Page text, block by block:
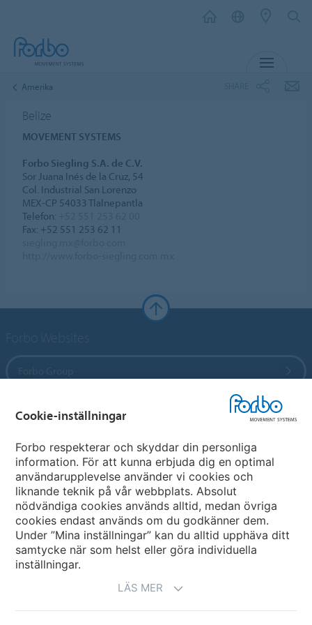
Amerika
Belize
MOVEMENT SYSTEMS
Forbo Siegling S.A. de C.V.
Sor Juana Inés de la Cruz, 54
Col. Industrial San Lorenzo
MEX-CP 54033 Tlalnepantla
Telefon:
Fax: +52 551 253 62 11
Forbo Flooring Systems
Forbo Movement Systems
Välj ett land
Välj Ert land
Cookie-inställningar
Forbo respekterar och skyddar din personliga
information. För att kunna erbjuda dig en optimal
användarupplevelse använder vi cookies och
liknande teknik på vår webbplats. Absolut
nödvändiga cookies används alltid, medan övriga
cookies endast används om du godkänner dem.
Under ”Mina inställningar” kan du alltid upphäva ditt
samtycke när som helst eller göra individuella
inställningar.
LÄS MER